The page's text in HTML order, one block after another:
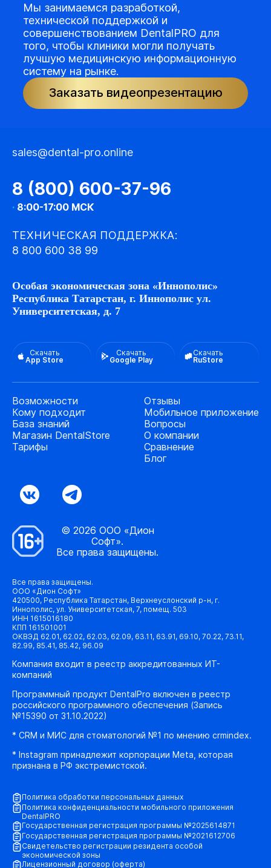
Мы занимаемся разработкой,
технической поддержкой и
совершенствованием DentalPRO для
того, чтобы клиники могли получать
лучшую медицинскую информационную
систему на рынке.
Заказать видеопрезентацию
sales@dental-pro.online
8 (800) 600-37-96
· 8:00-17:00 МСК
ТЕХНИЧЕСКАЯ ПОДДЕРЖКА:
8 800 600 38 99
Особая экономическая зона «Иннополис»
Республика Татарстан, г. Иннополис ул.
Университетская, д. 7
Скачать
App Store
Скачать
Google Play
Скачать
RuStore
Возможности
Кому подходит
База знаний
Магазин DentalStore
Тарифы
Отзывы
Мобильное приложение
Вопросы
О компании
Сравнение
Блог
© 2026 ООО «Дион
Софт».
Все права защищены.
Все права защищены.
ООО «Дион Софт»
420500, Республика Татарстан, Верхнеуслонский р-н, г.
Иннополис, ул. Университетская, 7, помещ. 503
ИНН 1615016180
КПП 161501001
ОКВЭД 62.01, 62.02, 62.03, 62.09, 63.11, 63.91, 69.10, 70.22, 73.11,
82.99, 85.41, 85.42, 96.09
Компания входит в реестр аккредитованных ИТ-
компаний
Программный продукт DentalPro включен в реестр
российского программного обеспечения (Запись
№15390 от 31.10.2022)
* CRM и МИС для стоматологий №1 по мнению crmindex.
* Instagram принадлежит корпорации Meta, которая
признана в РФ экстремистской.
Политика обработки персональных данных
Политика конфиденциальности мобильного приложения
DentalPRO
Государственная регистрация программы №2025614871
Государственная регистрация программы №2021612706
Свидетельство регистрации резидента особой
экономической зоны
Лицензионный договор (оферта)